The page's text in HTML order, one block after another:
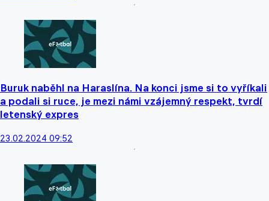
Buruk naběhl na Haraslína. Na konci jsme si to vyříkali
a podali si ruce, je mezi námi vzájemný respekt, tvrdí
letenský expres
23.02.2024 09:52